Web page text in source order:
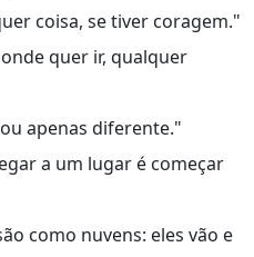
coisa, se tiver coragem."
quer ir, qualquer
apenas diferente."
a um lugar é começar
como nuvens: eles vão e